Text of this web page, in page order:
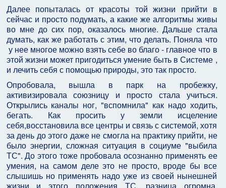
Далее попыталась от красоты той жизни прийти в
сейчас и просто подумать, а какие же алгоритмы живы
во мне до сих пор, оказалось многие. Дальше стала
думать, как же работать с этим, что делать. Поняла что
у нее многое можно взять себе во благо - главное что в
этой жизни может пригодиться умение быть в Системе ,
и лечить себя с помощью природы, это так просто.
Опробовала, вышла в парк на пробежку,
активизировала союзницу и просто стала учиться.
Открылись каналы ног, "вспомнила" как надо ходить,
бегать. Как просить у земли исцеление
себя,восстановила все центры и связь с системой, хотя
за день до этого даже не смогла на практику прийти, не
было энергии, сложная ситуация в социуме "выбила
ТС". До этого тоже пробовала осознанно применять ее
умения, на самом деле это не просто, вроде бы все
слышишь но применять надо уже из своей нынешней